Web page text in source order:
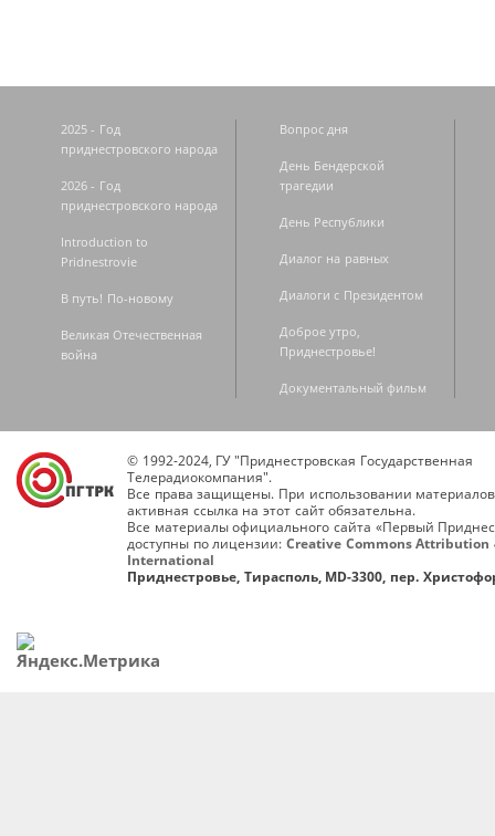
2025 - Год
приднестровского народа
2026 - Год
приднестровского народа
Introduction to
Pridnestrovie
В путь! По-новому
Великая Отечественная
война
Вопрос дня
День Бендерской
трагедии
День Республики
Диалог на равных
Диалоги с Президентом
Доброе утро,
Приднестровье!
Документальный фильм
© 1992-2024, ГУ "Приднестровская Государственная
Телерадиокомпания".
Все права защищены. При использовании
активная ссылка на этот сайт обязательна.
Все материалы официального сайта «Первый
доступны по лицензии: Creative Commons Attribution
International
Приднестровье, Тирасполь, MD-3300, пер.